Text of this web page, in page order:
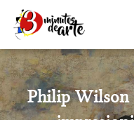
Philip Wilson